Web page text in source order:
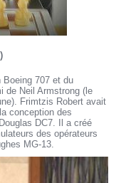
Boeing 707 et du
de Neil Armstrong (le
Frimtzis Robert avait
conception des
DC7. Il a créé
des opérateurs
MG-13.